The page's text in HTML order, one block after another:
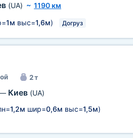
(UA) ~ 1190 км
1м выс=1,6м) Догруз
2 т
Киев (UA)
1,2м шир=0,6м выс=1,5м)